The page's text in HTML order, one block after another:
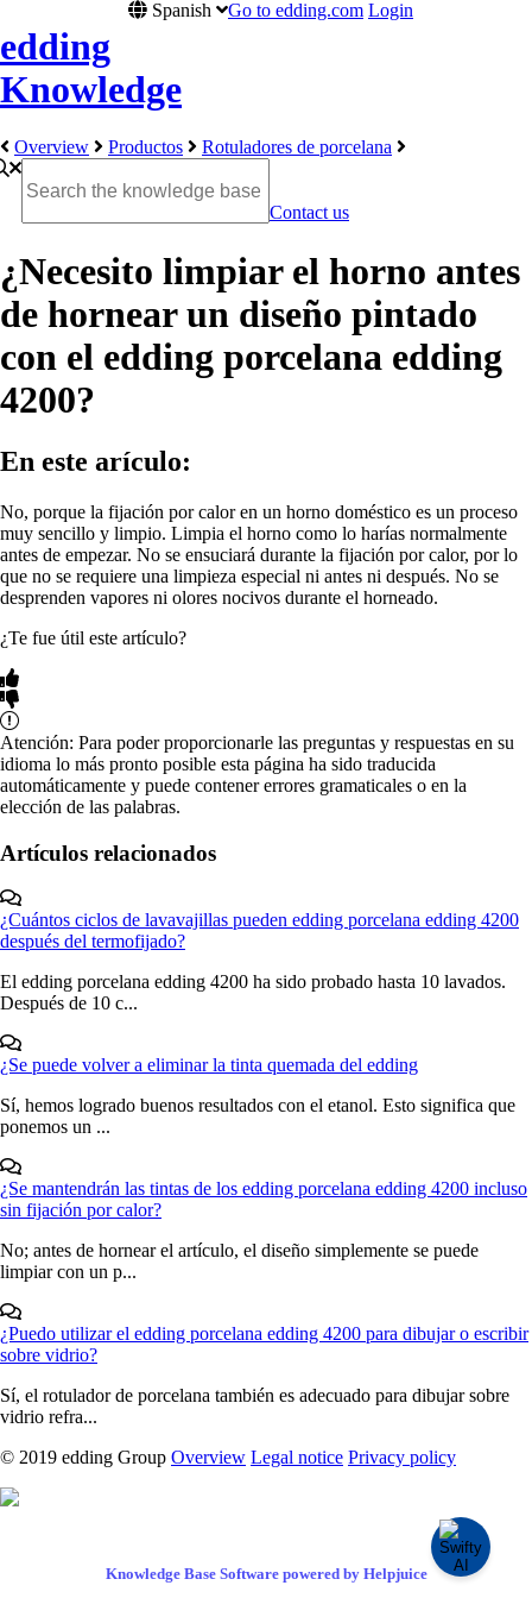
edding
Knowledge
Spanish Go to edding.com Login
Overview Productos Rotuladores de porcelana
Contact us
¿Necesito limpiar el horno antes
de hornear un diseño pintado
con el edding porcelana edding
4200?
En este arículo:
No, porque la fijación por calor en un horno doméstico es un proceso
muy sencillo y limpio. Limpia el horno como lo harías normalmente
antes de empezar. No se ensuciará durante la fijación por calor, por lo
que no se requiere una limpieza especial ni antes ni después. No se
desprenden vapores ni olores nocivos durante el horneado.
¿Te fue útil este artículo?
Atención: Para poder proporcionarle las preguntas y respuestas en su
idioma lo más pronto posible esta página ha sido traducida
automáticamente y puede contener errores gramaticales o en la
elección de las palabras.
Artículos relacionados
¿Cuántos ciclos de lavavajillas pueden edding porcelana edding 4200
después del termofijado?
El edding porcelana edding 4200 ha sido probado hasta 10 lavados.
Después de 10 c...
¿Se puede volver a eliminar la tinta quemada del edding
Sí, hemos logrado buenos resultados con el etanol. Esto significa que
ponemos un ...
¿Se mantendrán las tintas de los edding porcelana edding 4200 incluso
sin fijación por calor?
No; antes de hornear el artículo, el diseño simplemente se puede
limpiar con un p...
¿Puedo utilizar el edding porcelana edding 4200 para dibujar o escribir
sobre vidrio?
Sí, el rotulador de porcelana también es adecuado para dibujar sobre
vidrio refra...
© 2019 edding Group Overview Legal notice Privacy policy
Knowledge Base Software powered by Helpjuice